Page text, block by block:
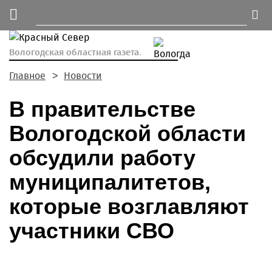
Вологодская областная газета.
Главное Новости
В правительстве
Вологодской области
обсудили работу
муниципалитетов,
которые возглавляют
участники СВО